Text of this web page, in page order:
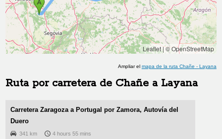
Leaflet|© OpenStreetMap
Ampliar el mapa de la ruta Chañe - Layana
Ruta por carretera de Chañe a Layana
Carretera Zaragoza a Portugal por Zamora, Autovía del
Duero
341 km 4 hours 55 mins